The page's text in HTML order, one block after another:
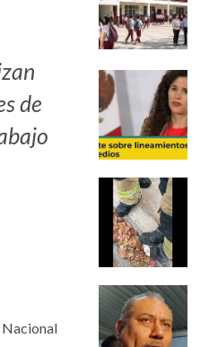
de
Nacional